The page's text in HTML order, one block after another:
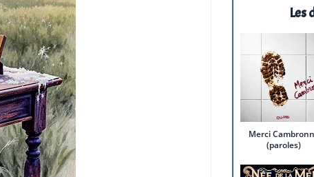
Les
Merci
(paroles)